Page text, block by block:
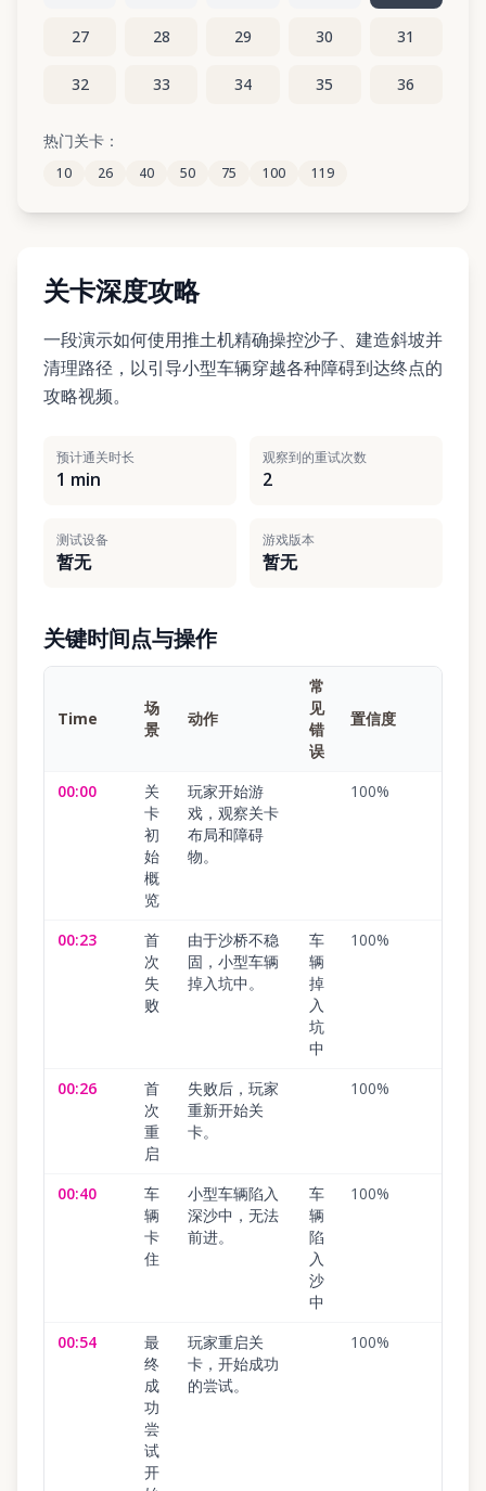
27 28 29 30 31
32 33 34 35 36
37
42 43 44 45
热门关卡：
10 26 40 50 75 100 119
关卡深度攻略
一段演示如何使用推土机精确操控沙子、建造斜坡并
清理路径，以引导小型车辆穿越各种障碍到达终点的
攻略视频。
预计通关时长
1 min
观察到的重试次数
2
测试设备
暂无
游戏版本
暂无
关键时间点与操作
Time
场
景
动作
常
见
错
误
置信度
00:00
关
卡
初
始
概
览
玩家开始游
戏，观察关卡
布局和障碍
物。
100%
00:23
首
次
失
败
由于沙桥不稳
固，小型车辆
掉入坑中。
车
辆
掉
入
坑
中
100%
00:26
首
次
重
启
失败后，玩家
重新开始关
卡。
100%
00:40
车
辆
卡
住
小型车辆陷入
深沙中，无法
前进。
车
辆
陷
入
沙
中
100%
00:54
最
终
成
功
尝
试
开
玩家重启关
卡，开始成功
的尝试。
100%